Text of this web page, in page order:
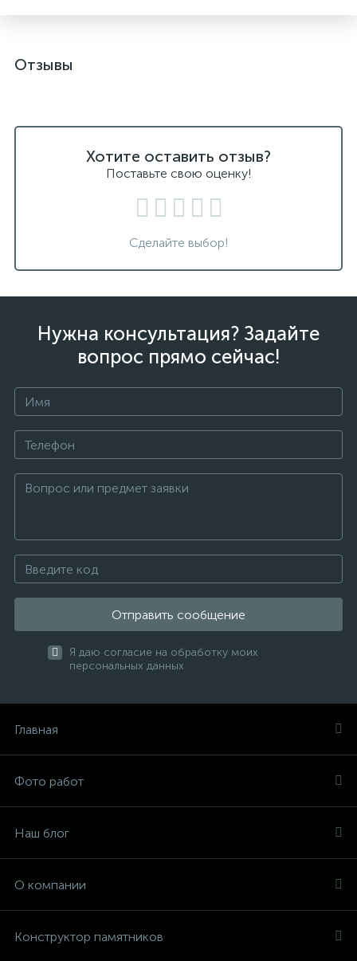
Отзывы
Хотите оставить отзыв?
Поставьте свою оценку!
Сделайте выбор!
Нужна консультация? Задайте
вопрос прямо сейчас!
Отправить сообщение
Я даю согласие на обработку моих
персональных данных
Главная
Фото работ
Наш блог
О компании
Конструктор памятников